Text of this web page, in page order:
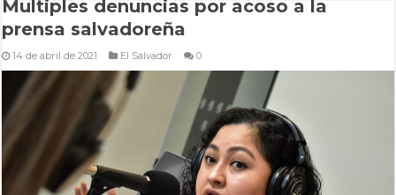
Multiples denuncias por acoso a la
prensa salvadoreña
14 de abril de 2021 El Salvador 0